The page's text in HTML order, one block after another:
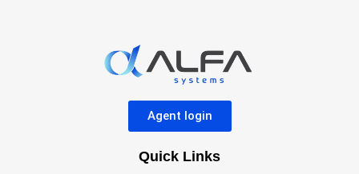
Agent login
Quick Links